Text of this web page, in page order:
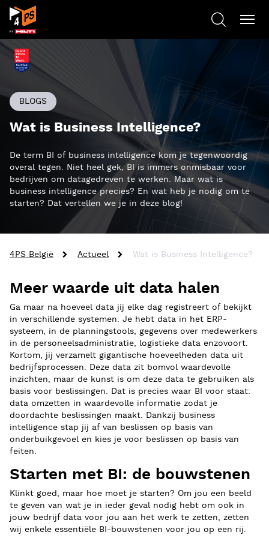
BLOGS
Wat is Business Intelligence?
De term BI of business intelligence kom je tegenwoordig
overal tegen. Niet heel gek, BI is immers onmisbaar voor
bedrijven om datagedreven te werken. Maar wat is
business intelligence precies? En wat heb je nodig om te
starten? Dat vertellen we je in deze blog!
4PS België Actueel Wat is Business Intelligence?
Meer waarde uit data halen
Ga maar na hoeveel data jij elke dag registreert of bekijkt
in verschillende systemen. Je hebt data in het ERP-
systeem, in de planningstools, gegevens over medewerkers
in de personeelsadministratie, logistieke data enzovoort.
Kortom, jij verzamelt gigantische hoeveelheden data uit
bedrijfsprocessen. Deze data zit bomvol waardevolle
inzichten, maar de kunst is om deze data te gebruiken als
basis voor beslissingen. Dat is precies waar BI voor staat:
data omzetten in waardevolle informatie zodat je
doordachte beslissingen maakt. Dankzij business
intelligence stap jij af van beslissen op basis van
onderbuikgevoel en kies je voor beslissen op basis van
feiten.
Starten met BI: de bouwstenen
Klinkt goed, maar hoe moet je starten? Om jou een beeld
te geven van wat je in ieder geval nodig hebt om ook in
jouw bedrijf data voor jou aan het werk te zetten, zetten
wij enkele essentiële BI-bouwstenen voor jou op een rij.